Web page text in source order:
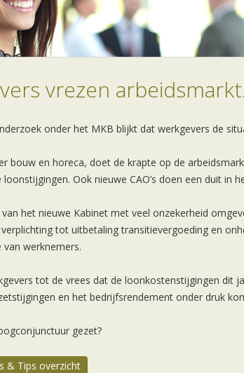
vrezen
onder het MKB blijkt dat werkgevers de
bouw en horeca, doet de krapte op de
Ook nieuwe CAO’s doen een duit in
het nieuwe Kabinet met veel onzekerheid
verplichting tot uitbetaling transitievergoeding en
werknemers.
tot de vrees dat de loonkostenstijgingen dit
en het bedrijfsrendement onder druk
gezet?
& Tips overzicht